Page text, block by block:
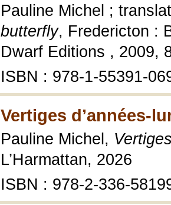
Pauline Michel ;
butterfly, Fredericton :
Dwarf Editions , 2009,
ISBN : 978-1-55391-
Vertiges d’années-
Pauline Michel,
L’Harmattan, 2026
ISBN : 978-2-336-